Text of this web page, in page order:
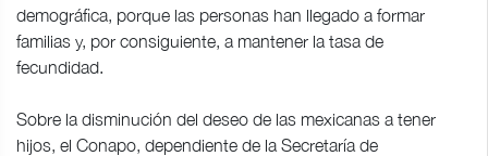
demográfica, porque las personas han llegado a formar
familias y, por consiguiente, a mantener la tasa de
fecundidad.
Sobre la disminución del deseo de las mexicanas a tener
hijos, el Conapo, dependiente de la Secretaría de